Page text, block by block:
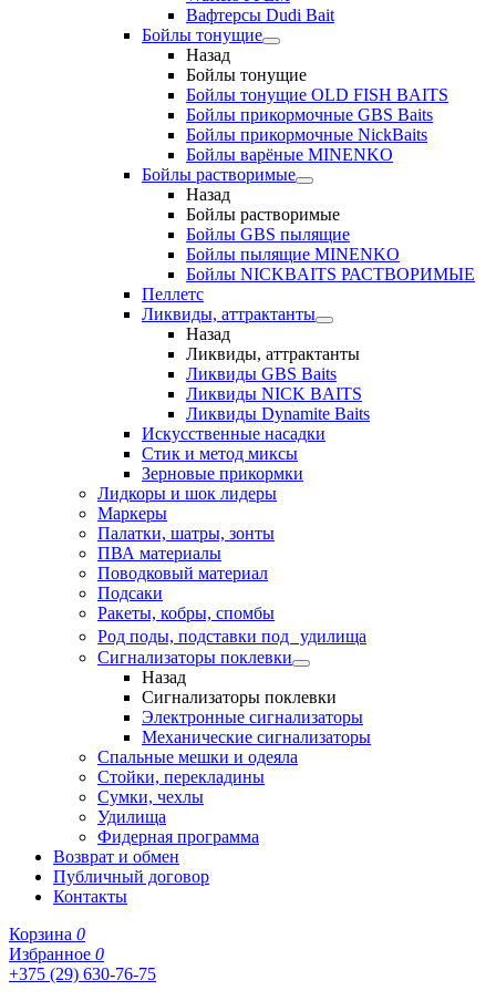
Вафтерсы Dudi Bait
Бойлы тонущие
Назад
Бойлы тонущие
Бойлы тонущие OLD FISH BAITS
Бойлы прикормочные GBS Baits
Бойлы прикормочные NickBaits
Бойлы варёные MINENKO
Бойлы растворимые
Назад
Бойлы растворимые
Бойлы GBS пылящие
Бойлы пылящие MINENKO
Бойлы NICKBAITS РАСТВОРИМЫЕ
Пеллетс
Ликвиды, аттрактанты
Назад
Ликвиды, аттрактанты
Ликвиды GBS Baits
Ликвиды NICK BAITS
Ликвиды Dynamite Baits
Искусственные насадки
Стик и метод миксы
Зерновые прикормки
Лидкоры и шок лидеры
Маркеры
Палатки, шатры, зонты
ПВА материалы
Поводковый материал
Подсаки
Ракеты, кобры, спомбы
Род поды, подставки под удилища
Сигнализаторы поклевки
Назад
Сигнализаторы поклевки
Электронные сигнализаторы
Механические сигнализаторы
Спальные мешки и одеяла
Стойки, перекладины
Сумки, чехлы
Удилища
Фидерная программа
Возврат и обмен
Публичный договор
Контакты
Корзина 0
Избранное 0
+375 (29) 630-76-75